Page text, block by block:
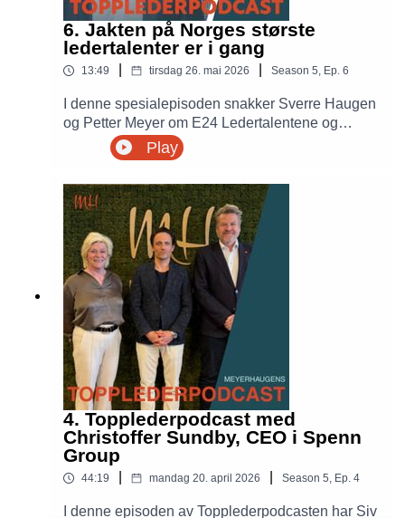
6. Jakten på Norges største
ledertalenter er i gang
13:49 tirsdag 26. mai 2026 Season 5, Ep. 6
I denne spesialepisoden snakker Sverre Haugen
og Petter Meyer om E24 Ledertalentene og
jakten på Norges største ledertalenter under 35
år. De deler hvordan kandidatene vurderes, hva
kjennetegner unge ledere som skaper resultater,
bygger sterke team og får folk med seg.
Samtalen handler også om ledelsespotensial,
gründerskap, teknologi og hvorfor flere burde
tørre å nominere både seg selv og andre.
Play
4. Topplederpodcast med
Christoffer Sundby, CEO i Spenn
Group
44:19 mandag 20. april 2026 Season 5, Ep. 4
I denne episoden av Topplederpodcasten har Siv